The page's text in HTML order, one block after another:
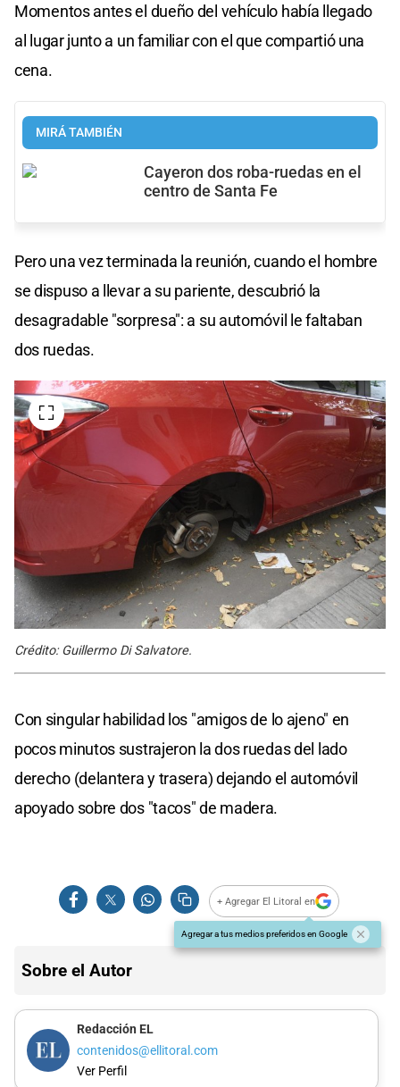
Momentos antes el dueño del vehículo había llegado
al lugar junto a un familiar con el que compartió una
cena.
MIRÁ TAMBIÉN
Cayeron dos roba-ruedas en el
centro de Santa Fe
Pero una vez terminada la reunión, cuando el hombre
se dispuso a llevar a su pariente, descubrió la
desagradable "sorpresa": a su automóvil le faltaban
dos ruedas.
Crédito: Guillermo Di Salvatore.
Con singular habilidad los "amigos de lo ajeno" en
pocos minutos sustrajeron la dos ruedas del lado
derecho (delantera y trasera) dejando el automóvil
apoyado sobre dos "tacos" de madera.
+ Agregar El Litoral en
Agregar a tus medios preferidos en Google
Sobre el Autor
Redacción EL
contenidos@ellitoral.com
Ver Perfil